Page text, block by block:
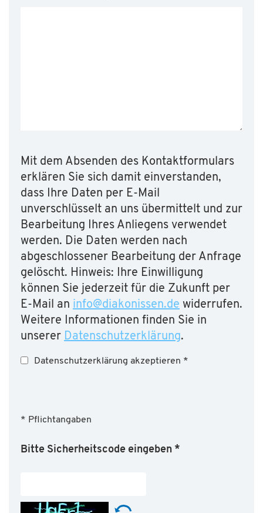
Mit dem Absenden des Kontaktformulars
erklären Sie sich damit einverstanden,
dass Ihre Daten per E-Mail
unverschlüsselt an uns übermittelt und zur
Bearbeitung Ihres Anliegens verwendet
werden. Die Daten werden nach
abgeschlossener Bearbeitung der Anfrage
gelöscht. Hinweis: Ihre Einwilligung
können Sie jederzeit für die Zukunft per
E-Mail an info@diakonissen.de widerrufen.
Weitere Informationen finden Sie in
unserer Datenschutzerklärung.
Datenschutzerklärung akzeptieren *
* Pflichtangaben
Bitte Sicherheitscode eingeben *